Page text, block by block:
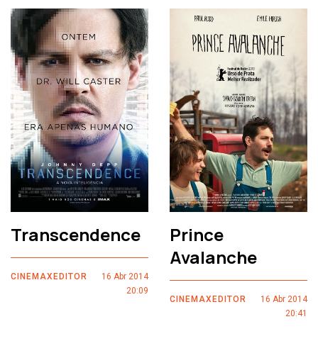
Transcendence
CINEMAXEDITOR
16 Abr 2014
20:09
Prince
Avalanche
CINEMAXEDITOR
16 Abr 2014
20:41